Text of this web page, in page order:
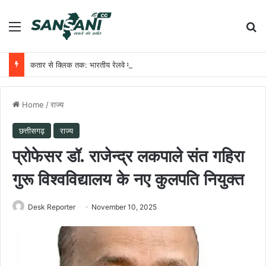
Menu
कतार से क्लिक तक: भारतीय रेलवे में यात्री आरक्षण के चार दशक
Home /राज्य
छत्तीसगढ़ राज्य
प्रोफेसर डॉ. राजेन्द्र लकपाले संत गहिरा
गुरू विश्वविद्यालय के नए कुलपति नियुक्त
Desk Reporter November 10, 2025